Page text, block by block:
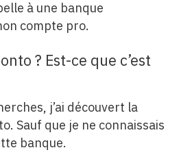
à une banque
compte pro.
? Est-ce que c’est
j’ai découvert la
Sauf que je ne connaissais
banque.